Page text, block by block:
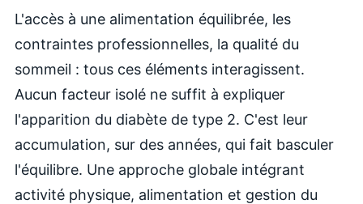
L'accès à une alimentation équilibrée, les
contraintes professionnelles, la qualité du
sommeil : tous ces éléments interagissent.
Aucun facteur isolé ne suffit à expliquer
l'apparition du diabète de type 2. C'est leur
accumulation, sur des années, qui fait basculer
l'équilibre. Une approche globale intégrant
activité physique, alimentation et gestion du